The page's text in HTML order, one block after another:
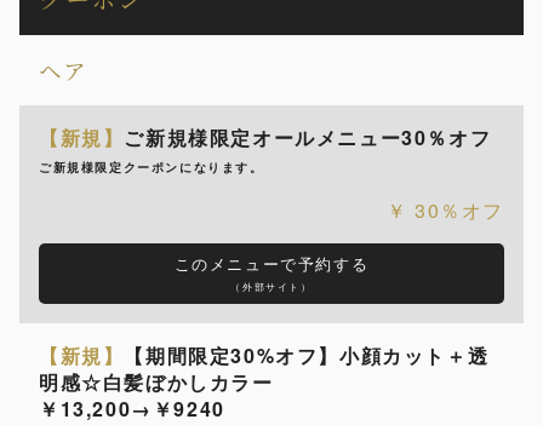
ヘア
【新規】 ご新規様限定オールメニュー30％オフ
ご新規様限定クーポンになります。
30％オフ
このメニューで予約する
（外部サイト）
【新規】
【期間限定30%オフ】小顔カット＋透
明感☆白髪ぼかしカラー
￥13,200→￥9240